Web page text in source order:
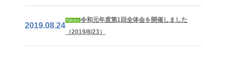
2019.08.24
令和元年度第1回全体会を開催しました
（2019/8/23）